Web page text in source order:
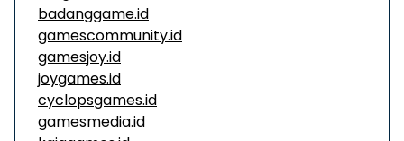
badanggame.id
gamescommunity.id
gamesjoy.id
joygames.id
cyclopsgames.id
gamesmedia.id